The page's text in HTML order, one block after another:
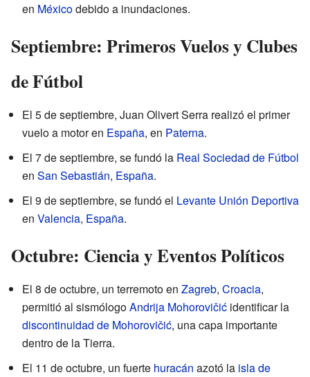
en Méxicodebido a inundaciones.
Septiembre: Primeros Vuelos y Clubes
de Fútbol
El 5 de septiembre, Juan Olivert Serra realizó el primer
vuelo a motor en España, en Paterna.
El 7 de septiembre, se fundó la Real Sociedad de Fútbol
en San Sebastián, España.
El 9 de septiembre, se fundó el Levante Unión Deportiva
en Valencia, España.
Octubre: Ciencia y Eventos Políticos
El 8 de octubre, un terremoto en Zagreb, Croacia,
permitió al sismólogoAndrija Mohorovičić identificar la
discontinuidad de Mohorovičić, una capa importante
dentro de la Tierra.
El 11 de octubre, un fuerte huracán azotó la isla de